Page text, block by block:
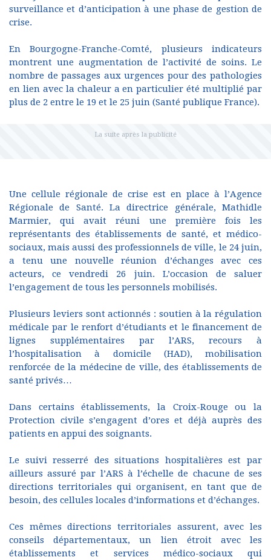
surveillance et d’anticipation à une phase de gestion de
crise.
En Bourgogne-Franche-Comté, plusieurs indicateurs
montrent une augmentation de l’activité de soins. Le
nombre de passages aux urgences pour des pathologies
en lien avec la chaleur a en particulier été multiplié par
plus de 2 entre le 19 et le 25 juin (Santé publique France).
Une cellule régionale de crise est en place à l’Agence
Régionale de Santé. La directrice générale, Mathidle
Marmier, qui avait réuni une première fois les
représentants des établissements de santé, et médico-
sociaux, mais aussi des professionnels de ville, le 24 juin,
a tenu une nouvelle réunion d’échanges avec ces
acteurs, ce vendredi 26 juin. L’occasion de saluer
l’engagement de tous les personnels mobilisés.
Plusieurs leviers sont actionnés : soutien à la régulation
médicale par le renfort d’étudiants et le financement de
lignes supplémentaires par l’ARS, recours à
l’hospitalisation à domicile (HAD), mobilisation
renforcée de la médecine de ville, des établissements de
santé privés…
Dans certains établissements, la Croix-Rouge ou la
Protection civile s’engagent d’ores et déjà auprès des
patients en appui des soignants.
Le suivi resserré des situations hospitalières est par
ailleurs assuré par l’ARS à l’échelle de chacune de ses
directions territoriales qui organisent, en tant que de
besoin, des cellules locales d’informations et d’échanges.
Ces mêmes directions territoriales assurent, avec les
conseils départementaux, un lien étroit avec les
établissements et services médico-sociaux qui